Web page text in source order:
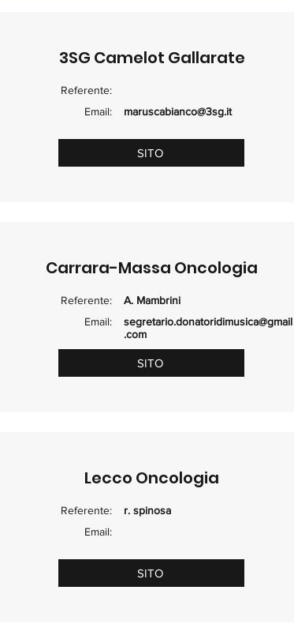
3SG Camelot Gallarate
Referente:
Email:
maruscabianco@3sg.it
SITO
Carrara-Massa Oncologia
Referente:
Email:
A. Mambrini
segretario.donatoridimusica@gmail
.com
SITO
Lecco Oncologia
Referente:
Email:
r. spinosa
SITO